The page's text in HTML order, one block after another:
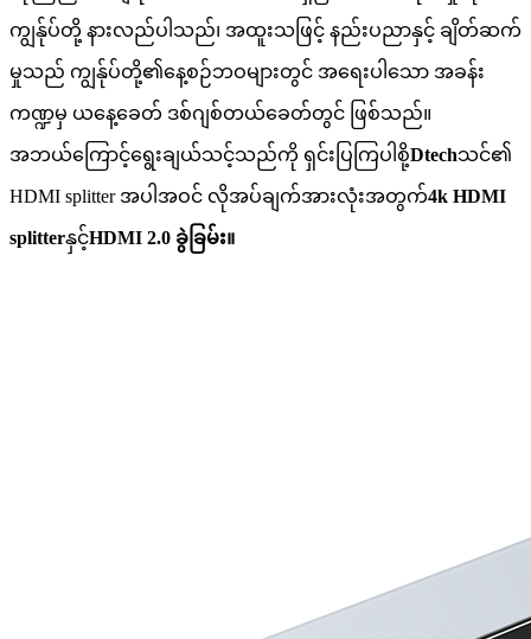
ကျွန်ုပ်တို့ နားလည်ပါသည်၊ အထူးသဖြင့် နည်းပညာနှင့် ချိတ်ဆက်
မှုသည် ကျွန်ုပ်တို့၏နေ့စဉ်ဘဝများတွင် အရေးပါသော အခန်း
ကဏ္ဍမှ ယနေ့ခေတ် ဒစ်ဂျစ်တယ်ခေတ်တွင် ဖြစ်သည်။
အဘယ်ကြောင့်ရွေးချယ်သင့်သည်ကို ရှင်းပြကြပါစို့Dtechသင်၏
HDMI splitter အပါအဝင် လိုအပ်ချက်အားလုံးအတွက်4k HDMI
splitterနှင့်HDMI 2.0 ခွဲခြမ်း။